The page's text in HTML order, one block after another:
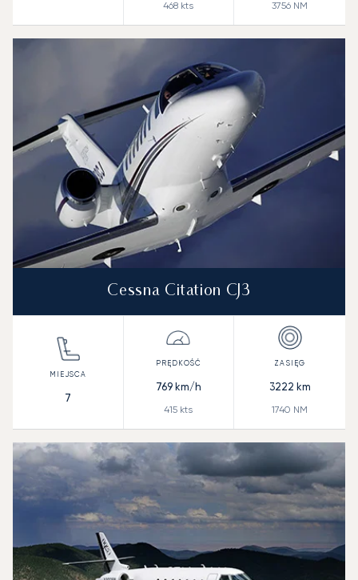
468 kts 3756 NM
Cessna Citation CJ3
7
769km/h
415 kts
3222 km
1740 NM